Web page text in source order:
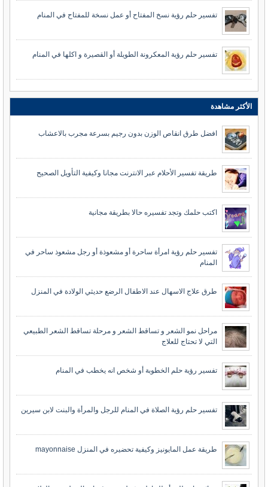
تفسير حلم رؤية نسخ المفتاح أو عمل نسخة للمفتاح في المنام
تفسير حلم رؤية المعكرونة الطويلة أو القصيرة و اكلها في المنام
الأكثر مشاهدة
افضل طرق انقاص الوزن بدون رجيم بسرعة مجرب بالاعشاب
طريقة تفسير الأحلام عبر الانترنت مجانا وكيفية التأويل الصحيح
اكتب حلمك وتجد تفسيره حالا بطريقة مجانية
تفسير حلم رؤية امرأة ساحرة أو مشعوذة أو رجل مشعوذ ساحر في
المنام
طرق علاج الاسهال عند الاطفال الرضع حديثي الولادة في المنزل
مراحل نمو الشعر و تساقط الشعر و مرحلة تساقط الشعر الطبيعي
التي لا تحتاج للعلاج
تفسير رؤية حلم الخطوبة أو شخص انه يخطب في المنام
تفسير حلم رؤية الصلاة في المنام للرجل والمرأة والبنت لابن سيرين
طريقة عمل المايونيز وكيفية تحضيره في المنزل mayonnaise